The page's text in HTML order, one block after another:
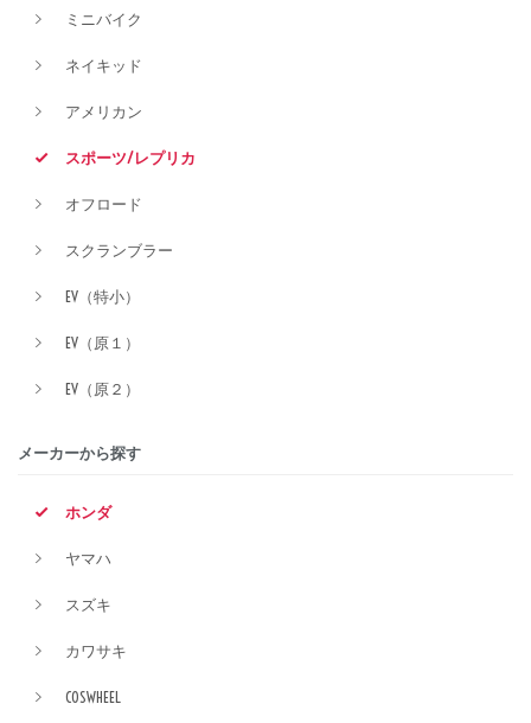
ミニバイク
ネイキッド
アメリカン
スポーツ/レプリカ
オフロード
スクランブラー
EV（特小）
EV（原１）
EV（原２）
メーカーから探す
ホンダ
ヤマハ
スズキ
カワサキ
COSWHEEL